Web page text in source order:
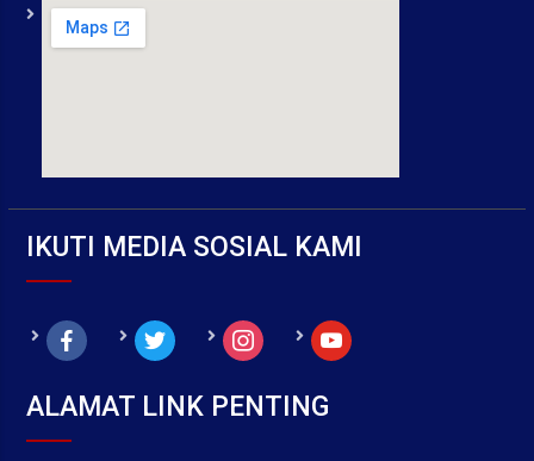
IKUTI MEDIA SOSIAL KAMI
facebook twitter instagram youtube
ALAMAT LINK PENTING